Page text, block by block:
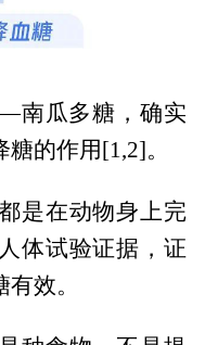
南瓜多糖，确实
的作用[1,2]。
是在动物身上完
体试验证据，证
效。